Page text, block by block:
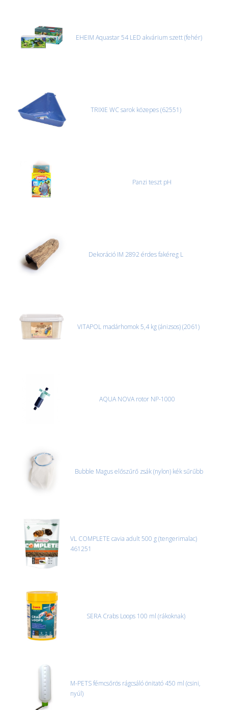
EHEIM Aquastar 54 LED akvárium szett (fehér)
TRIXIE WC sarok közepes (62551)
Panzi teszt pH
Dekoráció IM 2892 érdes fakéreg L
VITAPOL madárhomok 5,4 kg (ánizsos) (2061)
AQUA NOVA rotor NP-1000
Bubble Magus előszűrő zsák (nylon) kék sűrűbb
VL COMPLETE cavia adult 500 g (tengerimalac)
461251
SERA Crabs Loops 100 ml (rákoknak)
M-PETS fémcsőrös rágcsáló önitató 450 ml (csini,
nyúl)